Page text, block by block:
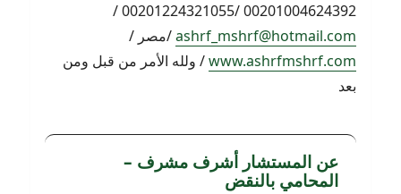
00201004624392 /00201224321055 /
ashrf_mshrf@hotmail.com/مصر /
www.ashrfmshrf.com/ ولله الأمر من قبل ومن
بعد
عن المستشار أشرف مشرف –
المحامي بالنقض